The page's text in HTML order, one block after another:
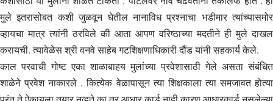
मुले इतरासोबत कशी जुळवून घेतील नानाविध प्रश्नाचा भडीमार त्यांच्यासमोर
व्हायचा मात्र त्यांनी ठरविले की आता आपण वरिष्ठाच्या मदतीने ही मुले दाखल
करायची. त्यावेळेस श्री वनवे साहेब गटशिक्षणाधिकारी दौंड यांनी सहकार्य केले.
काल परवाची गोष्ट एका शाळाबाहय मुलांच्या प्रवेशासाठी गेले असता संबंधित
शाळेने प्रवेश नाकारले . कित्येक वेळापासून त्या शिक्षकाला त्या समजावत होत्या